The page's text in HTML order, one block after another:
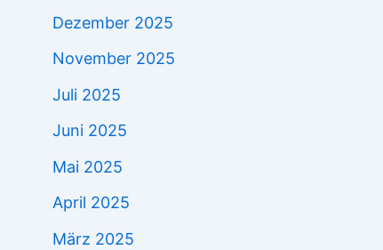
Dezember 2025
November 2025
Juli 2025
Juni 2025
Mai 2025
April 2025
März 2025